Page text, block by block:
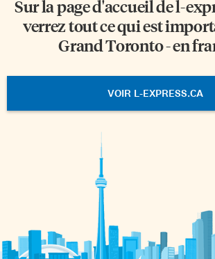
Sur la page d'accueil del-
verrez tout ce qui est
Grand Toronto - en
VOIR L-EXPRESS.CA